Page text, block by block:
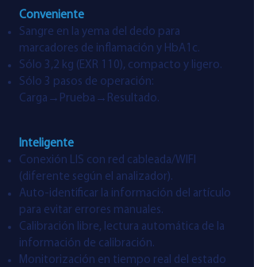
Conveniente
Sangre en la yema del dedo para
marcadores de inflamación y HbA1c.
Sólo 3,2 kg (EXR 110), compacto y ligero.
Sólo 3 pasos de operación:
Carga→Prueba→Resultado.
Inteligente
Conexión LIS con red cableada/WIFI
(diferente según el analizador).
Auto-identificar la información del artículo
para evitar errores manuales.
Calibración libre, lectura automática de la
información de calibración.
Monitorización en tiempo real del estado